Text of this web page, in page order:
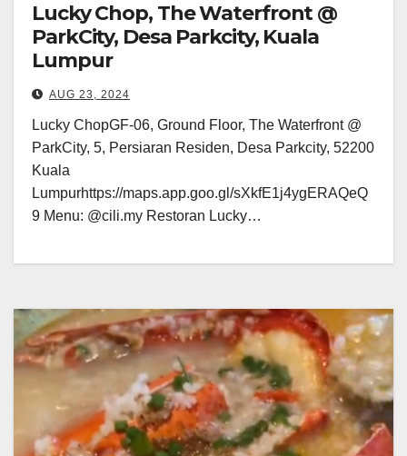
Lucky Chop, The Waterfront @
ParkCity, Desa Parkcity, Kuala
Lumpur
AUG 23, 2024
Lucky ChopGF-06, Ground Floor, The Waterfront @
ParkCity, 5, Persiaran Residen, Desa Parkcity, 52200
Kuala
Lumpurhttps://maps.app.goo.gl/sXkfE1j4ygERAQeQ
9 Menu: @cili.my Restoran Lucky…